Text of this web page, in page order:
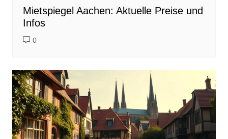
Mietspiegel Aachen: Aktuelle Preise und
Infos
0